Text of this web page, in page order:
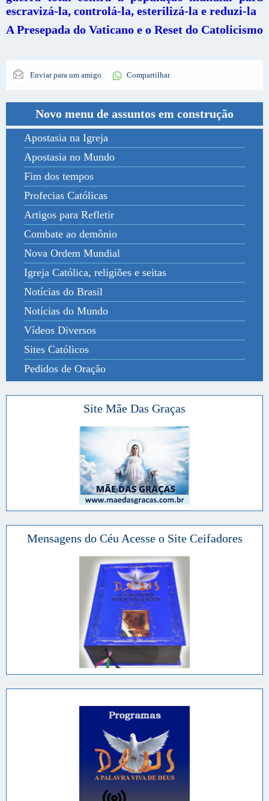
escravizá-la, controlá-la, esterilizá-la e reduzi-la
A Presepada do Vaticano e o Reset do Catolicismo
Enviar para um amigo Compartilhar
Novo menu de assuntos em construção
Apostasia na Igreja
Apostasia no Mundo
Fim dos tempos
Profecias Católicas
Artigos para Refletir
Combate ao demônio
Nova Ordem Mundial
Igreja Católica, religiões e seitas
Notícias do Brasil
Notícias do Mundo
Vídeos Diversos
Sites Católicos
Pedidos de Oração
Site Mãe Das Graças
Mensagens do Céu Acesse o Site Ceifadores